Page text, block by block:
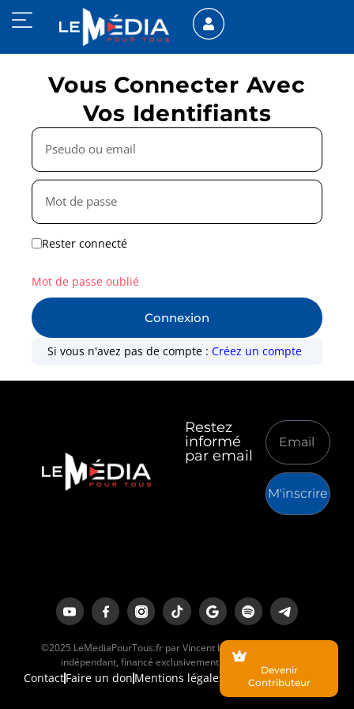
Vous Connecter Avec
Vos Identifiants
Rester connecté
Connexion
Mot de passe oublié
Si vous n'avez pas de compte :Créez un compte
Restez
informé
par email
M'inscrire
©2025 LeMediaPourTous.fr par Vincent Lapierre est un média
indépendant, financé exclusivement par ses lecteurs.
ContactFaire un don Mentions légales
Devenir
Contributeur